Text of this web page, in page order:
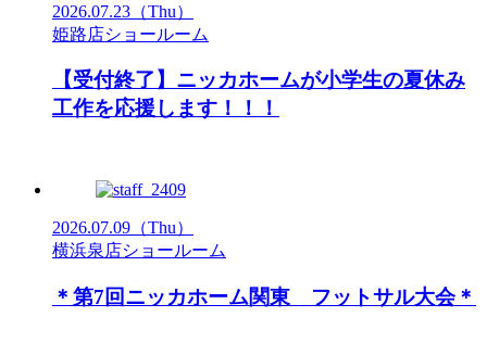
2026.07.23 （Thu）
姫路店ショールーム
【受付終了】ニッカホームが小学生の夏休み
工作を応援します！！！
2026.07.09 （Thu）
横浜泉店ショールーム
＊第7回ニッカホーム関東 フットサル大会＊